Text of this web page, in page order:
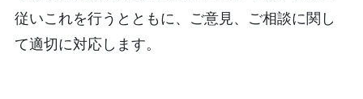
従いこれを行うとともに、ご意見、ご相談に関し
て適切に対応します。